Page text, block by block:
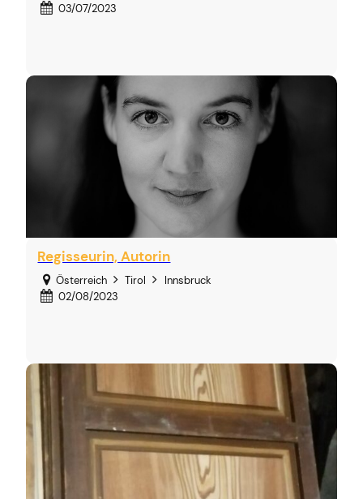
03/07/2023
Regisseurin, Autorin
Österreich Tirol
Innsbruck
02/08/2023